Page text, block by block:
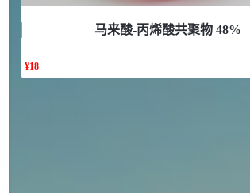
马来酸-丙烯酸共聚物 48%
¥18
2021-06-22 化工原料
92
对甲氧基苯甲醛（茴香
浏览量 - 1.89w